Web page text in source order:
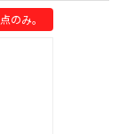
のみ。